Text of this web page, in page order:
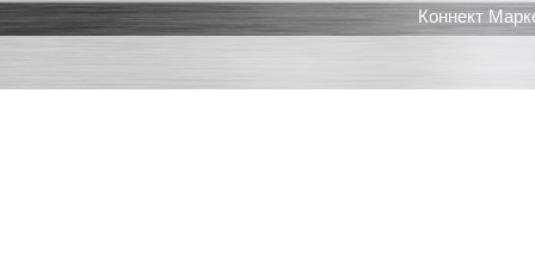
Коннект